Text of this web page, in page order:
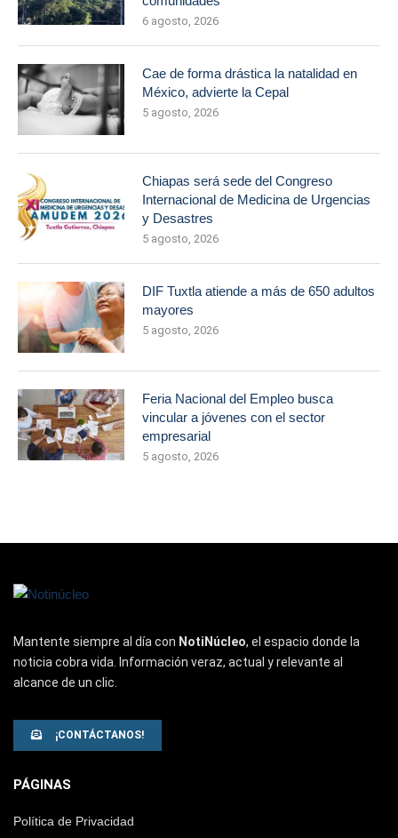
6 agosto, 2026
Cae de forma drástica la natalidad en
México, advierte la Cepal
5 agosto, 2026
Chiapas será sede del Congreso
Internacional de Medicina de Urgencias
y Desastres
5 agosto, 2026
DIF Tuxtla atiende a más de 650 adultos
mayores
5 agosto, 2026
Feria Nacional del Empleo busca
vincular a jóvenes con el sector
empresarial
5 agosto, 2026
Mantente siempre al día con NotiNúcleo, el espacio donde la
noticia cobra vida. Información veraz, actual y relevante al
alcance de un clic.
¡CONTÁCTANOS!
PÁGINAS
Política de Privacidad